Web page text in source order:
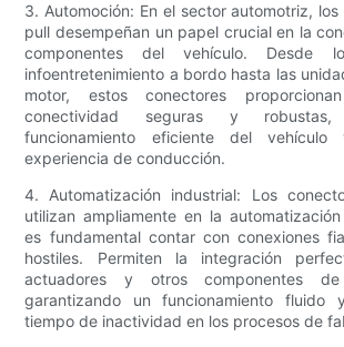
3. Automoción: En el sector automotriz,
pull desempeñan un papel crucial en la
componentes del vehículo. Desde
infoentretenimiento a bordo hasta las
motor, estos conectores
conectividad seguras y
funcionamiento eficiente del
experiencia de conducción.
4. Automatización industrial: Los
utilizan ampliamente en la
es fundamental contar con conexiones
hostiles. Permiten la integración
actuadores y otros componentes de
garantizando un funcionamiento fluido
tiempo de inactividad en los procesos de